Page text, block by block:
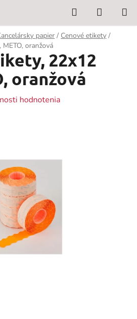
Hľadať
KOŠÍK
papier / Cenové etikety /
oranžová
22x12
oranžová
hodnotenia